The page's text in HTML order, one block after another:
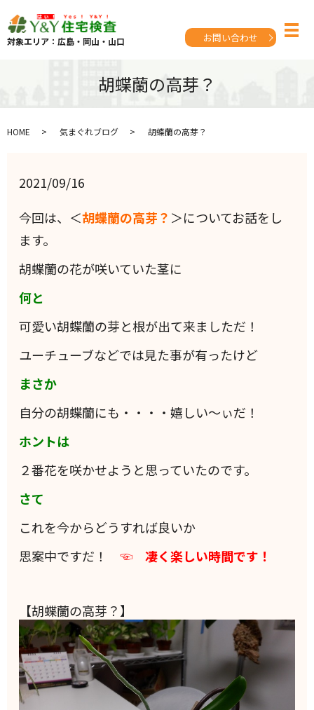
対象エリア：広島・岡山・山口 お問い合わせ
胡蝶蘭の高芽？
HOME 気まぐれブログ 胡蝶蘭の高芽？
2021/09/16
今回は、＜胡蝶蘭の高芽？ ＞についてお話をし
ます。
胡蝶蘭の花が咲いていた茎に
何と
可愛い胡蝶蘭の芽と根が出て来ましただ！
ユーチューブなどでは見た事が有ったけど
まさか
自分の胡蝶蘭にも・・・・嬉しい～ぃだ！
ホントは
２番花を咲かせようと思っていたのです。
さて
これを今からどうすれば良いか
思案中ですだ！
☜ 凄く楽しい時間です！
【胡蝶蘭の高芽？】